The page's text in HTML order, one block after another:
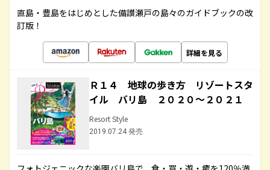
直島・豊島をはじめとした備讃瀬戸の島々のガイドブックの改
訂版！
詳細を見る
Ｒ１４ 地球の歩き方 リゾートスタ
イル バリ島 ２０２０～２０２１
Resort Style
2019.07.24 発売